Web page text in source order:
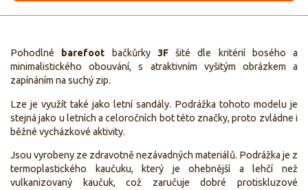
Pohodlné barefoot bačkůrky 3Fšité dle kritérií
bosého a
minimalistického obouvání, s atraktivním vyšitým obrázkem a
zapínáním na suchý zip.
Lze je využít také jako letní sandály. Podrážka tohoto modelu je
stejná jako u letních a celoročních bot této značky, proto zvládne i
běžné vycházkové aktivity.
Jsou vyrobeny ze zdravotně nezávadných materiálů. Podrážka je z
termoplastického kaučuku, který je ohebnější a lehčí než
vulkanizovaný kaučuk, což zaručuje dobré protiskluzové